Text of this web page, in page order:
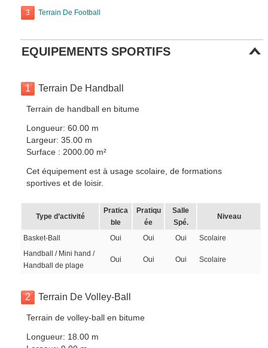
3 Terrain De Football
EQUIPEMENTS SPORTIFS
1 Terrain De Handball
Terrain de handball en bitume
Longueur: 60.00 m
Largeur: 35.00 m
Surface : 2000.00 m²
Cet équipement est à usage scolaire, de formations
sportives et de loisir.
Type d’activité
Pratica
ble
Pratiqu
ée
Salle
Spé.
Niveau
Basket-Ball Oui Oui Oui
Scolaire
Handball / Mini hand /
Handball de plage
Oui Oui Oui Scolaire
2 Terrain De Volley-Ball
Terrain de volley-ball en bitume
Longueur: 18.00 m